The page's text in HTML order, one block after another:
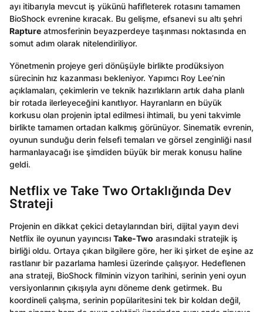
ayı itibarıyla mevcut iş yükünü hafifleterek rotasını tamamen
BioShock evrenine kıracak. Bu gelişme, efsanevi su altı şehri
Rapture atmosferinin beyazperdeye taşınması noktasında en
somut adım olarak nitelendiriliyor.
Yönetmenin projeye geri dönüşüyle birlikte prodüksiyon
sürecinin hız kazanması bekleniyor. Yapımcı Roy Lee’nin
açıklamaları, çekimlerin ve teknik hazırlıkların artık daha planlı
bir rotada ilerleyeceğini kanıtlıyor. Hayranların en büyük
korkusu olan projenin iptal edilmesi ihtimali, bu yeni takvimle
birlikte tamamen ortadan kalkmış görünüyor. Sinematik evrenin,
oyunun sunduğu derin felsefi temaları ve görsel zenginliği nasıl
harmanlayacağı ise şimdiden büyük bir merak konusu haline
geldi.
Netflix ve Take Two Ortaklığında Dev
Strateji
Projenin en dikkat çekici detaylarından biri, dijital yayın devi
Netflix ile oyunun yayıncısı Take-Two arasındaki stratejik iş
birliği oldu. Ortaya çıkan bilgilere göre, her iki şirket de eşine az
rastlanır bir pazarlama hamlesi üzerinde çalışıyor. Hedeflenen
ana strateji, BioShock filminin vizyon tarihini, serinin yeni oyun
versiyonlarının çıkışıyla aynı döneme denk getirmek. Bu
koordineli çalışma, serinin popülaritesini tek bir koldan değil,